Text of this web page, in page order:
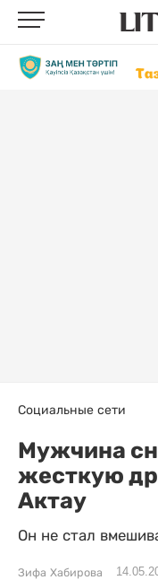
Социальные сети
Мужчина
жесткую
Актау
Он не стал
Зифа Хабирова